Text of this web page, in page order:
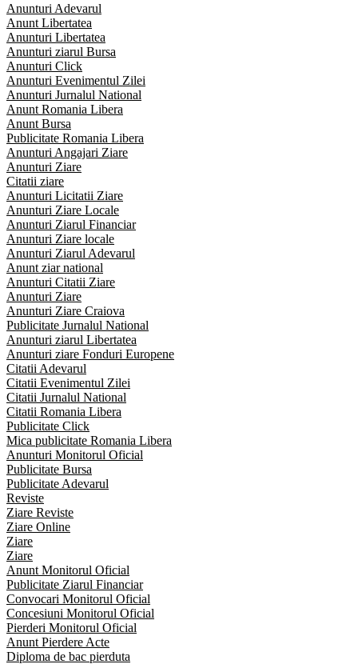
Anunturi Adevarul
Anunt Libertatea
Anunturi Libertatea
Anunturi ziarul Bursa
Anunturi Click
Anunturi Evenimentul Zilei
Anunturi Jurnalul National
Anunt Romania Libera
Anunt Bursa
Publicitate Romania Libera
Anunturi Angajari Ziare
Anunturi Ziare
Citatii ziare
Anunturi Licitatii Ziare
Anunturi Ziare Locale
Anunturi Ziarul Financiar
Anunturi Ziare locale
Anunturi Ziarul Adevarul
Anunt ziar national
Anunturi Citatii Ziare
Anunturi Ziare
Anunturi Ziare Craiova
Publicitate Jurnalul National
Anunturi ziarul Libertatea
Anunturi ziare Fonduri Europene
Citatii Adevarul
Citatii Evenimentul Zilei
Citatii Jurnalul National
Citatii Romania Libera
Publicitate Click
Mica publicitate Romania Libera
Anunturi Monitorul Oficial
Publicitate Bursa
Publicitate Adevarul
Reviste
Ziare Reviste
Ziare Online
Ziare
Ziare
Anunt Monitorul Oficial
Publicitate Ziarul Financiar
Convocari Monitorul Oficial
Concesiuni Monitorul Oficial
Pierderi Monitorul Oficial
Anunt Pierdere Acte
Diploma de bac pierduta